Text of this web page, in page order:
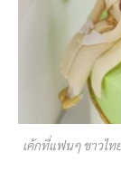
เค้กที่แฟนๆ ชาวไท